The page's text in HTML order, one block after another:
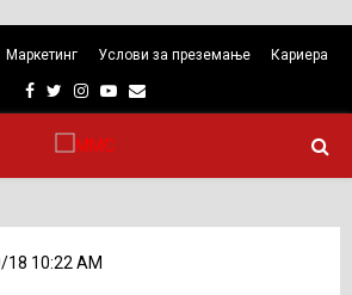
Маркетинг Услови за преземање Кариера
Facebook
TwitterInstagram
Youtube
Email
18 10:22 AM